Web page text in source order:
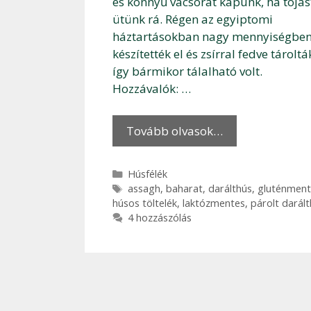
ütünk rá. Régen az egyiptomi
háztartásokban nagy
készítették el és zsírral fedve
így bármikor tálalható volt.
Hozzávalók: …
Tovább olvasok…
Kategória
Húsfélék
Címkék
assagh, baharat, darálthús,
húsos töltelék, laktózmentes, párolt
4 hozzászólás